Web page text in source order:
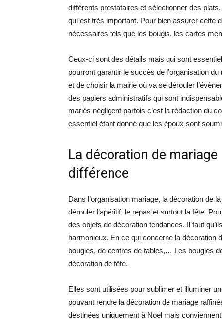
différents prestataires et sélectionner des
qui est très important. Pour bien assurer cette
nécessaires tels que les bougis, les cartes
Ceux-ci sont des détails mais qui sont
pourront garantir le succès de l’organisation
et de choisir la mairie où va se dérouler
des papiers administratifs qui sont
mariés négligent parfois c’est la rédaction du
essentiel étant donné que les époux sont
La décoration de
différence
Dans l’organisation mariage, la décoration de
dérouler l’apéritif, le repas et surtout la fête.
des objets de décoration tendances. Il faut
harmonieux. En ce qui concerne la décoration
bougies, de centres de tables,… Les bougies
décoration de fête.
Elles sont utilisées pour sublimer et illuminer
pouvant rendre la décoration de mariage
destinées uniquement à Noel mais